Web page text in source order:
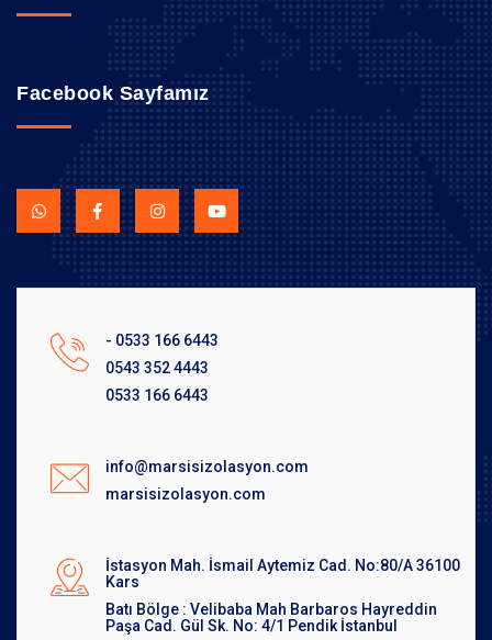
Facebook Sayfamız
- 0533 166 6443
0543 352 4443
0533 166 6443
info@marsisizolasyon.com
marsisizolasyon.com
İstasyon Mah. İsmail Aytemiz Cad. No:80/A 36100
Kars
Batı Bölge : Velibaba Mah Barbaros Hayreddin
Paşa Cad. Gül Sk. No: 4/1 Pendik İstanbul